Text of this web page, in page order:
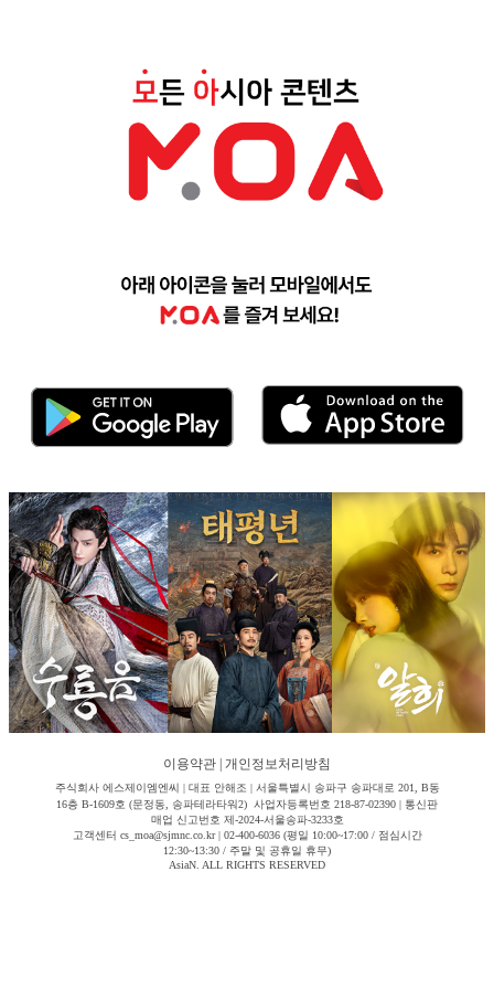
이용약관 개인정보처리방침
주식회사 에스제이엠엔씨 | 대표 안해조 | 서울특별시 송파구 송파대로 201, B동
16층 B-1609호 (문정동, 송파테라타워2) 사업자등록번호 218-87-02390 | 통신판
매업 신고번호 제-2024-서울송파-3233호
고객센터 cs_moa@sjmnc.co.kr | 02-400-6036 (평일 10:00~17:00 / 점심시간
12:30~13:30 / 주말 및 공휴일 휴무)
AsiaN. ALL RIGHTS RESERVED